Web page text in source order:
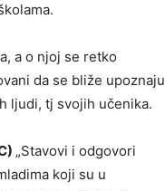
a o njoj se retko
da se bliže upoznaju
ljudi, tj svojih učenika.
„Stavovi i odgovori
koji su u